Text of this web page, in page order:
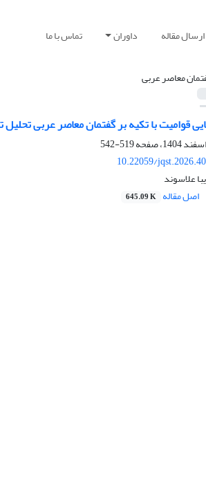
ارسال مقاله داوران تماس با ما
معاصر عربی
قوامیت با تکیه بر گفتمان معاصر عربی‏
519-542
10.22059/
علاسوند
اصل مقاله 645.09 K